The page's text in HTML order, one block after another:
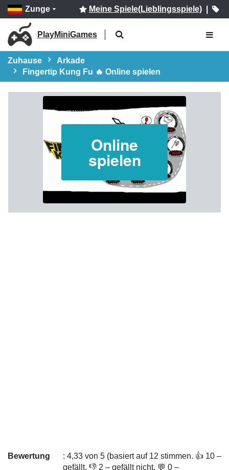
Zunge Meine Spiele(Lieblingsspiele)|
PlayMiniGames
Zuhause
Arkade
Fingertip Kung Fu 🔥 Online spielen
Online
spielen
Bewertung
: 4,33 von 5 (basiert auf 12 stimmen. 👍 10 –
gefällt, 👎 2 – gefällt nicht, 💬 0 –